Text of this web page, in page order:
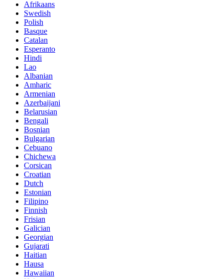
Afrikaans
Swedish
Polish
Basque
Catalan
Esperanto
Hindi
Lao
Albanian
Amharic
Armenian
Azerbaijani
Belarusian
Bengali
Bosnian
Bulgarian
Cebuano
Chichewa
Corsican
Croatian
Dutch
Estonian
Filipino
Finnish
Frisian
Galician
Georgian
Gujarati
Haitian
Hausa
Hawaiian